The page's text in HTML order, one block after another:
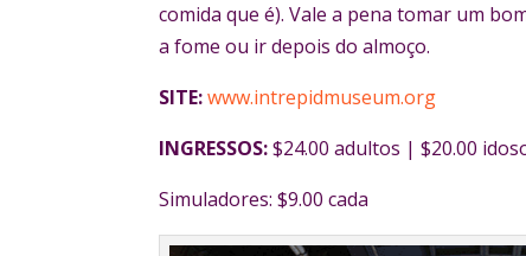
comida que é). Vale a pena tomar um
a fome ou ir depois do almoço.
SITE: www.intrepidmuseum.org
INGRESSOS:$24.00 adultos | $20.00
Simuladores: $9.00 cada